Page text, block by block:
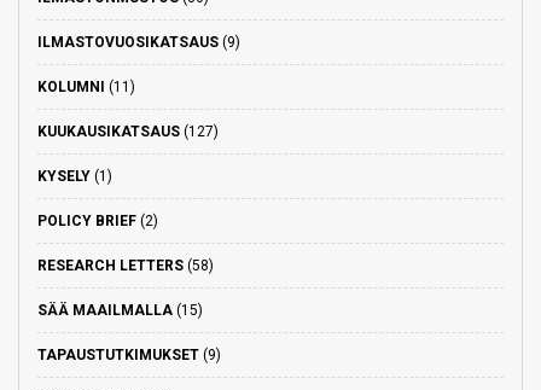
ILMASTOVUOSIKATSAUS (9)
KOLUMNI (11)
KUUKAUSIKATSAUS (127)
KYSELY (1)
POLICY BRIEF (2)
RESEARCH LETTERS (58)
SÄÄ MAAILMALLA (15)
TAPAUSTUTKIMUKSET (9)